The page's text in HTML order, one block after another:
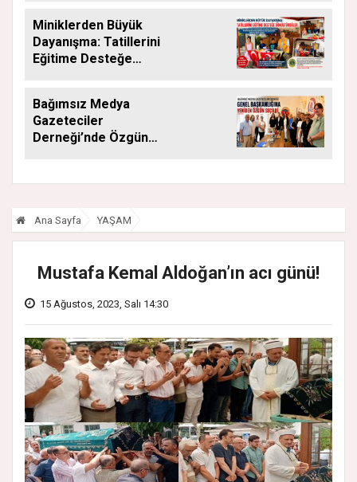
Miniklerden Büyük
Dayanışma: Tatillerini
Eğitime Desteğe
Bağımsız Medya
Gazeteciler
Derneği’nde Özgün
Ana Sayfa YAŞAM
Mustafa Kemal Aldoğan’ın acı günü!
15 Ağustos, 2023, Salı 14:30